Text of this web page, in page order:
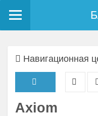
Навигационная
Axiom